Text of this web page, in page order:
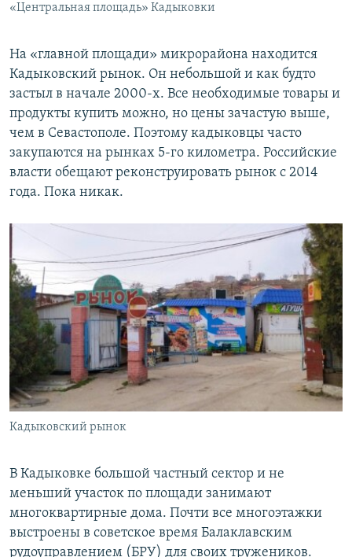
«Центральная площадь» Кадыковки
На «главной площади» микрорайона находится
Кадыковский рынок. Он небольшой и как будто
застыл в начале 2000-х. Все необходимые товары и
продукты купить можно, но цены зачастую выше,
чем в Севастополе. Поэтому кадыковцы часто
закупаются на рынках 5-го километра. Российские
власти обещают реконструировать рынок с 2014
года. Пока никак.
Кадыковский рынок
В Кадыковке большой частный сектор и не
меньший участок по площади занимают
многоквартирные дома. Почти все многоэтажки
выстроены в советское время Балаклавским
рудоуправлением (БРУ) для своих тружеников.